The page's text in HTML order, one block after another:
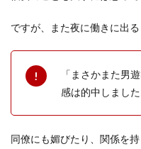
ですが、また夜に働きに出る
「まさかまた男
感は的中しました
同僚にも媚びたり、関係を